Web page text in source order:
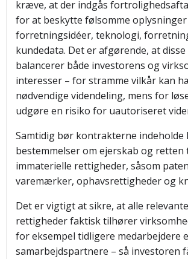
kræve, at der indgås
for at beskytte følsomme
forretningsidéer, teknologi,
kundedata. Det er afgørende, at
balancerer både investorens og
interesser – for stramme vilkår kan
nødvendige videndeling, mens for
udgøre en risiko for uautoriseret
Samtidig bør kontrakterne indeholde
bestemmelser om ejerskab og
immaterielle rettigheder, såsom
varemærker, ophavsrettigheder og
Det er vigtigt at sikre, at alle
rettigheder faktisk tilhører
for eksempel tidligere medarbejdere
samarbejdspartnere – så investoren